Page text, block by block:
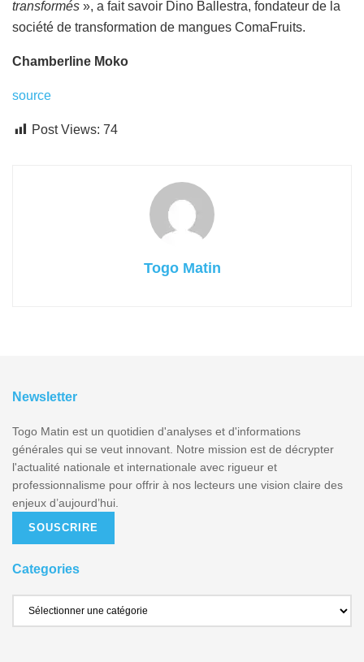
transformés », a fait savoir Dino Ballestra, fondateur de la
société de transformation de mangues ComaFruits.
Chamberline Moko
source
Post Views: 74
Togo Matin
Newsletter
Togo Matin est un quotidien d'analyses et d'informations
générales qui se veut innovant. Notre mission est de décrypter
l'actualité nationale et internationale avec rigueur et
professionnalisme pour offrir à nos lecteurs une vision claire des
enjeux d’aujourd’hui.
SOUSCRIRE
Categories